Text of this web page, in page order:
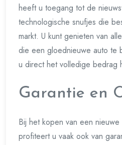
heeft u toegang tot de
technologische snufjes die
markt. U kunt genieten van
die een gloednieuwe auto te
u direct het volledige bedrag
Garantie en
Bij het kopen van een
profiteert u vaak ook van